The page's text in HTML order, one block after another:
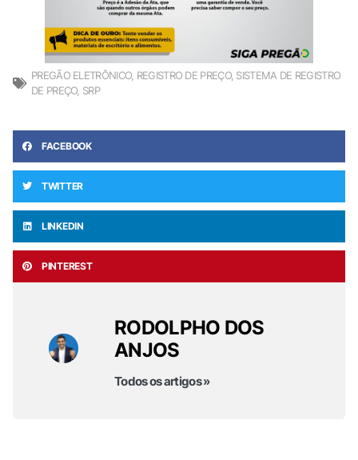
PREGÃO ELETRÔNICO, REGISTRO DE PREÇO, SISTEMA DE REGISTRO
DE PREÇO, SRP
FACEBOOK
TWITTER
LINKEDIN
PINTEREST
RODOLPHO DOS
ANJOS
Todos os artigos »